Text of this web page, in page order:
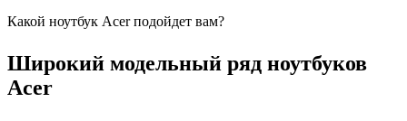
Какой ноутбук Acer подойдет вам?
Широкий модельный ряд ноутбуков
Acer